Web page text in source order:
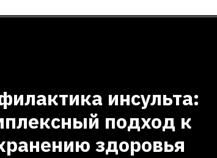
инсульта:
подход к
здоровья